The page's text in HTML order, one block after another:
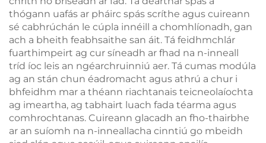
thógann uafás ar pháirc spás scríthe agus cuireann
sé cabhrúchán le cúpla innéill a chomhlíonadh, gan
ach a bheith feabhsaithe san áit. Tá feidhmchlár
fuarthimpeirt ag cur síneadh ar fhad na n-inneall
tríd íoc leis an ngéarchruinniú aer. Tá cumas modúla
ag an stán chun éadromacht agus athrú a chur i
bhfeidhm mar a théann riachtanais teicneolaíochta
ag imeartha, ag tabhairt luach fada téarma agus
comhrochtanas. Cuireann glacadh an fho-thairbhe
ar an suíomh na n-inneallacha cinntiú go mbeidh